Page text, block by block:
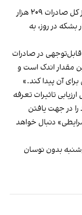
در حوزه فرآورده‌های نفتی نیز ۳۷ درصد از کل صادرات ۲۰۹ هزار
معادل حدود ۷۷ هزار بشکه در روز، به
در صادرات
مقدار اندک است و
برای آن پیدا کند.»
تاثیرات تعرفه
در جهت یافتن
دنبال خواهد
بدون نوسان